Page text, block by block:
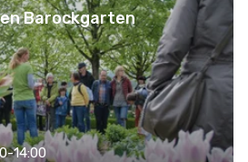
Barockgarten
14:00